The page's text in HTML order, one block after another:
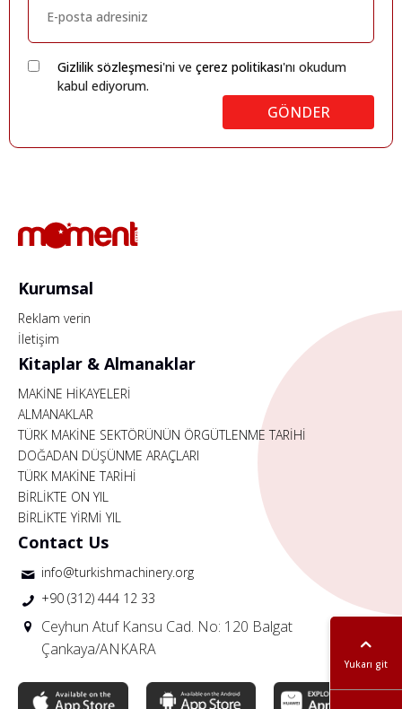
Gizlilik sözleşmesi'ni ve çerez politikası'nı okudum
kabul ediyorum.
GÖNDER
Yukarı git
Kurumsal
Reklam verin
İletişim
Kitaplar & Almanaklar
MAKİNE HİKAYELERİ
ALMANAKLAR
TÜRK MAKİNE SEKTÖRÜNÜN ÖRGÜTLENME TARİHİ
DOĞADAN DÜŞÜNME ARAÇLARI
TÜRK MAKİNE TARİHİ
BİRLİKTE ON YIL
BİRLİKTE YİRMİ YIL
Contact Us
info@turkishmachinery.org
+90 (312) 444 12 33
Ceyhun Atuf Kansu Cad. No: 120 Balgat
Çankaya/ANKARA